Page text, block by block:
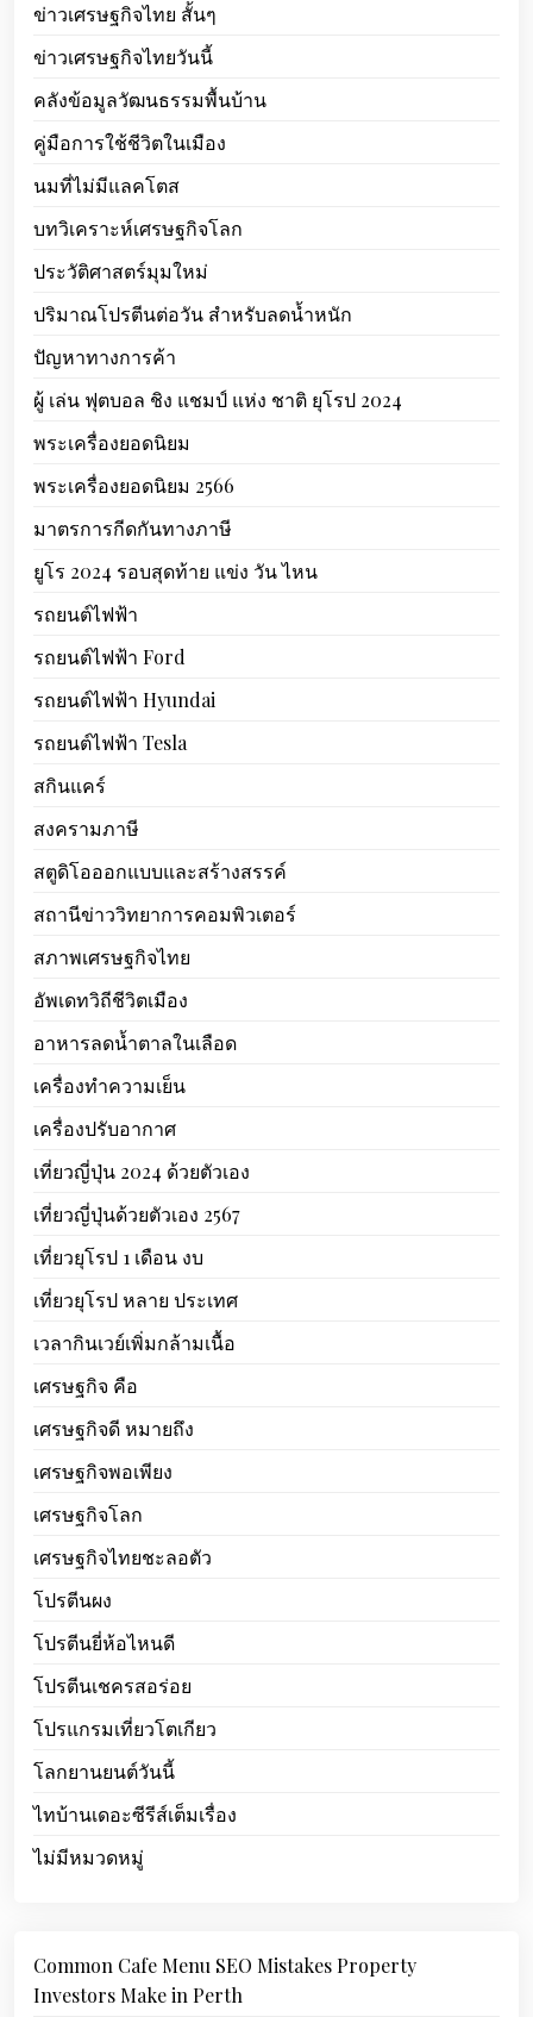
ข่าวเศรษฐกิจไทย สั้นๆ
ข่าวเศรษฐกิจไทยวันนี้
คลังข้อมูลวัฒนธรรมพื้นบ้าน
คู่มือการใช้ชีวิตในเมือง
นมที่ไม่มีแลคโตส
บทวิเคราะห์เศรษฐกิจโลก
ประวัติศาสตร์มุมใหม่
ปริมาณโปรตีนต่อวัน สำหรับลดน้ำหนัก
ปัญหาทางการค้า
ผู้ เล่น ฟุตบอล ชิง แชมป์ แห่ง ชาติ ยุโรป 2024
พระเครื่องยอดนิยม
พระเครื่องยอดนิยม 2566
มาตรการกีดกันทางภาษี
ยูโร 2024 รอบสุดท้าย แข่ง วัน ไหน
รถยนต์ไฟฟ้า
รถยนต์ไฟฟ้า Ford
รถยนต์ไฟฟ้า Hyundai
รถยนต์ไฟฟ้า Tesla
สกินแคร์
สงครามภาษี
สตูดิโอออกแบบและสร้างสรรค์
สถานีข่าววิทยาการคอมพิวเตอร์
สภาพเศรษฐกิจไทย
อัพเดทวิถีชีวิตเมือง
อาหารลดน้ำตาลในเลือด
เครื่องทำความเย็น
เครื่องปรับอากาศ
เที่ยวญี่ปุ่น 2024 ด้วยตัวเอง
เที่ยวญี่ปุ่นด้วยตัวเอง 2567
เที่ยวยุโรป 1 เดือน งบ
เที่ยวยุโรป หลาย ประเทศ
เวลากินเวย์เพิ่มกล้ามเนื้อ
เศรษฐกิจ คือ
เศรษฐกิจดี หมายถึง
เศรษฐกิจพอเพียง
เศรษฐกิจโลก
เศรษฐกิจไทยชะลอตัว
โปรตีนผง
โปรตีนยี่ห้อไหนดี
โปรตีนเชครสอร่อย
โปรแกรมเที่ยวโตเกียว
โลกยานยนต์วันนี้
ไทบ้านเดอะซีรีส์เต็มเรื่อง
ไม่มีหมวดหมู่
Common Cafe Menu SEO Mistakes Property
Investors Make in Perth